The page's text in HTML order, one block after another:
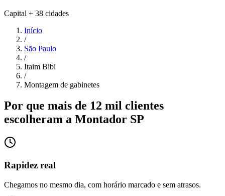
Capital + 38 cidades
Início
/
São Paulo
/
Itaim Bibi
/
Montagem de gabinetes
Por que mais de 12 mil clientes
escolheram a Montador SP
Rapidez real
Chegamos no mesmo dia, com horário marcado e sem atrasos.